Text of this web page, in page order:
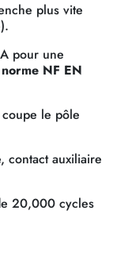
plus vite
pour une
norme NF EN
le pôle
contact auxiliaire
20,000 cycles